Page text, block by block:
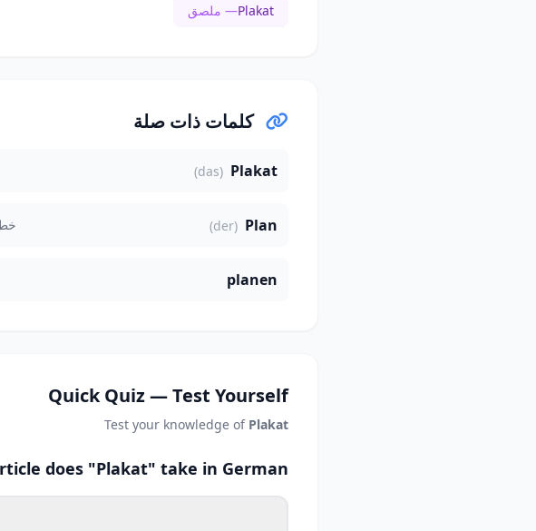
Plakat— ملصق
كلمات ذات صلة
Plakat
(das)
Plan
(der)
planen
Quick Quiz — Test Yourself
Test your knowledge of Plakat
does "Plakat" take in German?